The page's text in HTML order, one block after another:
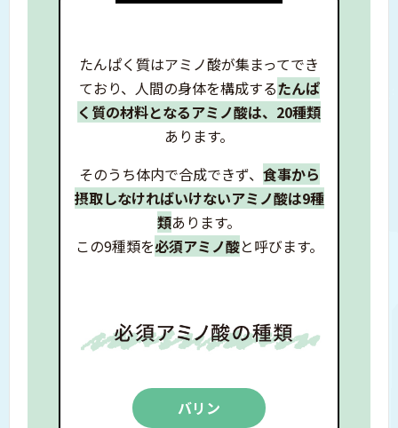
たんぱく質はアミノ酸が集まってでき
ており、 人間の身体を構成するたんぱ
く質の材料となるアミノ酸は、20種類
あります。
そのうち体内で合成できず、 食事から
摂取しなければいけないアミノ酸は9種
類あります。
この9種類を必須アミノ酸と呼びます。
バリン